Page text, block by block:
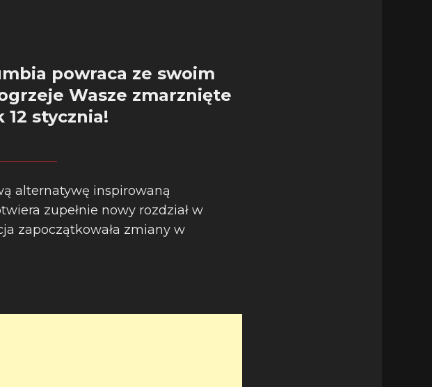
powraca ze swoim
Wasze zmarznięte
stycznia!
alternatywę inspirowaną
zupełnie nowy rozdział w
zapoczątkowała zmiany w